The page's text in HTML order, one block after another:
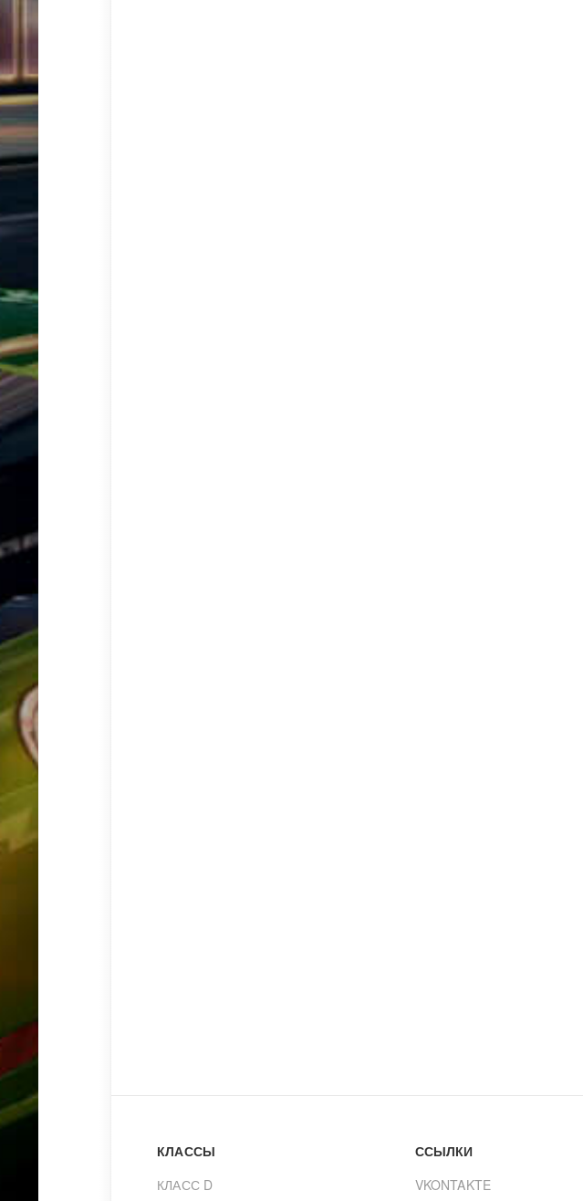
КЛАССЫ
КЛАСС D
ССЫЛКИ
VKONTAKTE